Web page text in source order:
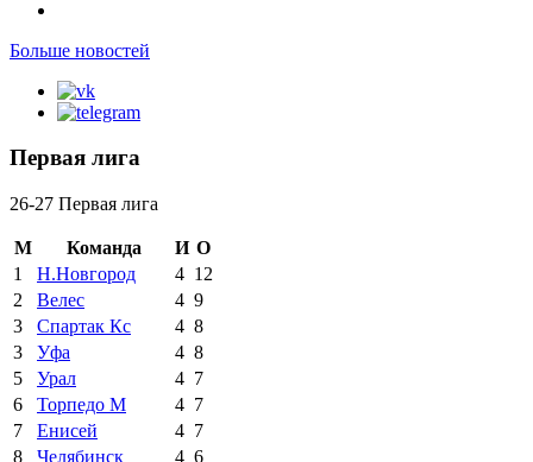
Больше новостей
Первая лига
26-27 Первая лига
М Команда И О
1
Н.Новгород 4 12
2
Велес 4 9
3
Спартак Кс 4 8
3
Уфа 4 8
5
Урал 4 7
6
Торпедо М 4 7
7
Енисей 4 7
8
Челябинск 4 6